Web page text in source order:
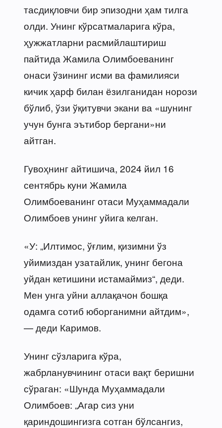
тасдиқловчи бир эпизодни ҳам тилга
олди. Унинг кўрсатмаларига кўра,
ҳужжатларни расмийлаштириш
пайтида Жамила Олимбоеванинг
онаси ўзининг исми ва фамилияси
кичик ҳарф билан ёзилганидан норози
бўлиб, ўзи ўқитувчи экани ва «шунинг
учун бунга эътибор бергани»ни
айтган.
Гувоҳнинг айтишича, 2024 йил 16
сентябрь куни Жамила
Олимбоеванинг отаси Муҳаммадали
Олимбоев унинг уйига келган.
«У: „Илтимос, ўғлим, қизимни ўз
уйимиздан узатайлик, унинг бегона
уйдан кетишини истамаймиз“, деди.
Мен унга уйни аллақачон бошқа
одамга сотиб юборганимни айтдим»,
— деди Каримов.
Унинг сўзларига кўра,
жабрланувчининг отаси вақт беришни
сўраган: «Шунда Муҳаммадали
Олимбоев: „Агар сиз уни
қариндошингизга сотган бўлсангиз,